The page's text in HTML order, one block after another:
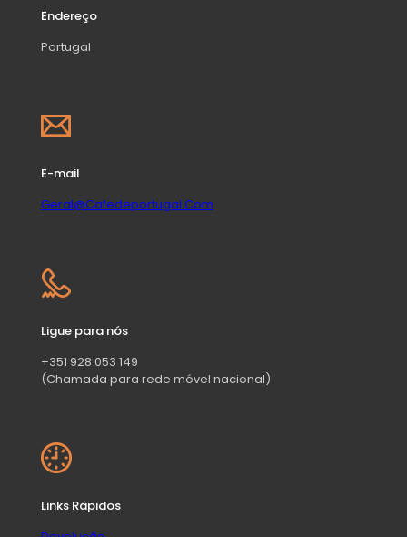
Endereço
Portugal
E-mail
Geral@Cafedeportugal.Com
Ligue para nós
+351 928 053 149
(Chamada para rede móvel nacional)
Links Rápidos